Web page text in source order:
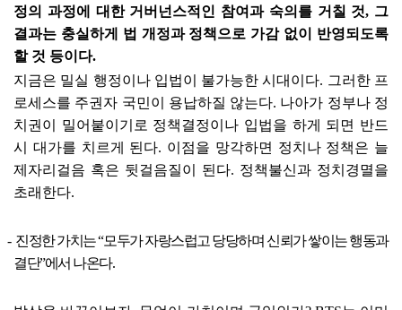
정의 과정에 대한 거버넌스적인 참여과 숙의를 거칠 것, 그
결과는 충실하게 법 개정과 정책으로 가감 없이 반영되도록
할 것 등이다.
지금은 밀실 행정이나 입법이 불가능한 시대이다. 그러한 프
로세스를 주권자 국민이 용납하질 않는다. 나아가 정부나 정
치권이 밀어붙이기로 정책결정이나 입법을 하게 되면 반드
시 대가를 치르게 된다. 이점을 망각하면 정치나 정책은 늘
제자리걸음 혹은 뒷걸음질이 된다. 정책불신과 정치경멸을
초래한다.
진정한 가치는“모두가 자랑스럽고 당당하며 신뢰가 쌓이는 행동과
결단”에서 나온다.